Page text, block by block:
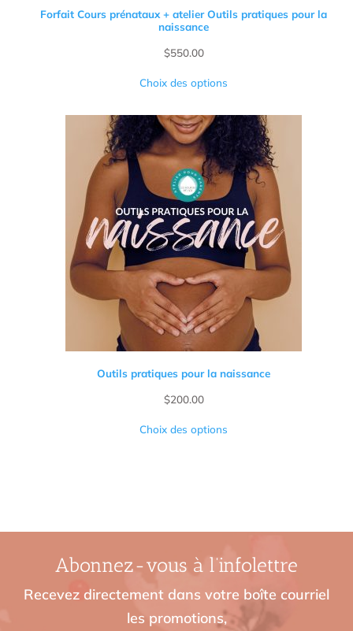
Forfait Cours prénataux + atelier Outils pratiques pour la
naissance
$550.00
Choix des options
Outils pratiques pour la naissance
$200.00
Choix des options
Abonnez-vous à l’infolettre
Recevez directement dans votre boîte courriel
les promotions,